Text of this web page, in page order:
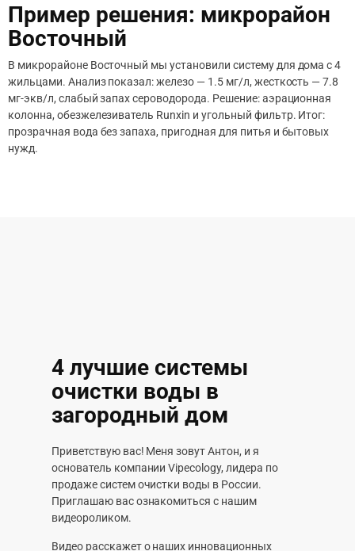
Пример решения: микрорайон
Восточный
В микрорайоне Восточный мы установили систему для дома с 4
жильцами. Анализ показал: железо — 1.5 мг/л, жесткость — 7.8
мг-экв/л, слабый запах сероводорода. Решение: аэрационная
колонна, обезжелезиватель Runxin и угольный фильтр. Итог:
прозрачная вода без запаха, пригодная для питья и бытовых
нужд.
4 лучшие системы
очистки воды в
загородный дом
Приветствую вас! Меня зовут Антон, и я
основатель компании Vipecology, лидера по
продаже систем очистки воды в России.
Приглашаю вас ознакомиться с нашим
видеороликом.
Видео расскажет о наших инновационных